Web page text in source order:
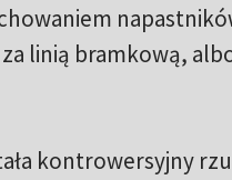
linią bramkową,
kontrowersyjny